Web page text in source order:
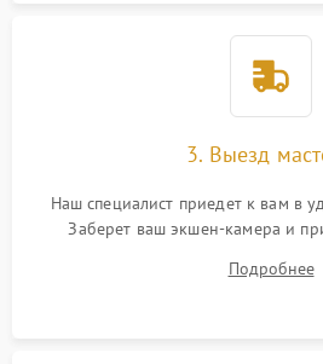
3. Выезд
Наш специалист приедет к вам в
Заберет ваш экшен-камера и
Подробнее